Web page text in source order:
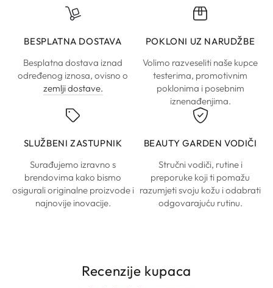
BESPLATNA DOSTAVA
Besplatna dostava iznad
određenog iznosa, ovisno o
zemlji dostave.
POKLONI UZ NARUDŽBE
Volimo razveseliti naše kupce
testerima, promotivnim
poklonima i posebnim
iznenađenjima.
SLUŽBENI ZASTUPNIK
Surađujemo izravno s
brendovima kako bismo
osigurali originalne proizvode i
najnovije inovacije.
BEAUTY GARDEN VODIČI
Stručni vodiči, rutine i
preporuke koji ti pomažu
razumjeti svoju kožu i odabrati
odgovarajuću rutinu.
Recenzije kupaca